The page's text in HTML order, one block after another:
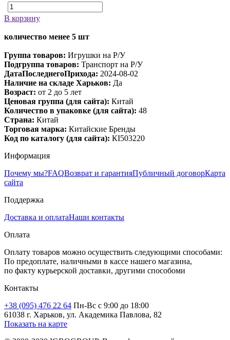
В корзину
количество менее 5 шт
Группа товаров: Игрушки на Р/У
Подгруппа товаров: Транспорт на Р/У
ДатаПоследнегоПрихода: 2024-08-02
Наличие на складе Харьков: Да
Возраст: от 2 до 5 лет
Ценовая группа (для сайта): Китай
Количество в упаковке (для сайта): 48
Страна: Китай
Торговая марка: Китайские Бренды
Код по каталогу (для сайта): КІ503220
Информация
Почему мы?FAQВозврат и гарантияПубличный договорКарта
сайта
Поддержка
Доставка и оплатаНаши контакты
Оплата
Оплату товаров можно осуществить следующими способами:
По предоплате, наличными в кассе нашего магазина,
по факту курьерской доставки, другими способоми
Контакты
+38 (095) 476 22 64 Пн-Вс с 9:00 до 18:00
61038 г. Харьков, ул. Академика Павлова, 82
Показать на карте